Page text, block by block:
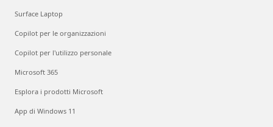
Surface Laptop
Copilot per le organizzazioni
Copilot per l'utilizzo personale
Microsoft 365
Esplora i prodotti Microsoft
App di Windows 11